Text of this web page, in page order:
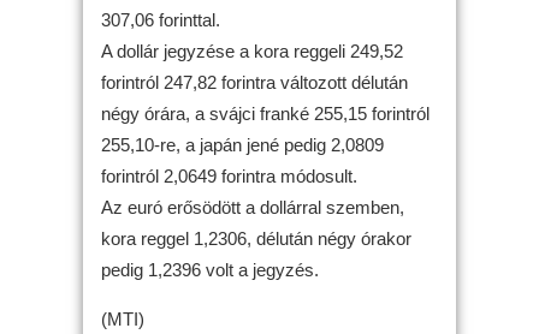
307,06 forinttal.
A dollár jegyzése a kora reggeli 249,52
forintról 247,82 forintra változott délután
négy órára, a svájci franké 255,15 forintról
255,10-re, a japán jené pedig 2,0809
forintról 2,0649 forintra módosult.
Az euró erősödött a dollárral szemben,
kora reggel 1,2306, délután négy órakor
pedig 1,2396 volt a jegyzés.
(MTI)